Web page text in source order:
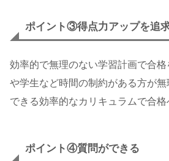
ポイント③得点力アップを追
効率的で無理のない学習計画で合
や学生など時間の制約がある方が
できる効率的なカリキュラムで合格
ポイント④質問ができる